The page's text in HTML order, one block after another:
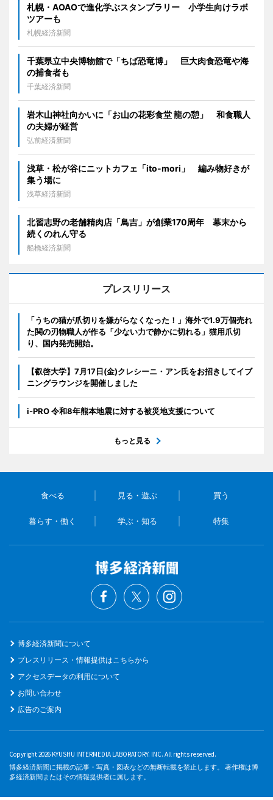
札幌・AOAOで進化学ぶスタンプラリー 小学生向けラボ
ツアーも
札幌経済新聞
千葉県立中央博物館で「ちば恐竜博」 巨大肉食恐竜や海
の捕食者も
千葉経済新聞
岩木山神社向かいに「お山の花彩食堂 龍の憩」 和食職人
の夫婦が経営
弘前経済新聞
浅草・松が谷にニットカフェ「ito-mori」 編み物好きが
集う場に
浅草経済新聞
北習志野の老舗精肉店「鳥吉」が創業170周年 幕末から
続くのれん守る
船橋経済新聞
プレスリリース
「うちの猫が爪切りを嫌がらなくなった！」海外で1.9万個売れ
た関の刃物職人が作る「少ない力で静かに切れる」猫用爪切
り、国内発売開始。
【叡啓大学】7月17日(金)クレシーニ・アン氏をお招きしてイブ
ニングラウンジを開催しました
i-PRO 令和8年熊本地震に対する被災地支援について
もっと見る
食べる 見る・遊ぶ 買う
暮らす・働く 学ぶ・知る 特集
博多経済新聞について
プレスリリース・情報提供はこちらから
アクセスデータの利用について
お問い合わせ
広告のご案内
Copyright 2026 KYUSHU INTERMEDIA LABORATORY. INC. All rights reserved.
博多経済新聞に掲載の記事・写真・図表などの無断転載を禁止します。 著作権は博
多経済新聞またはその情報提供者に属します。